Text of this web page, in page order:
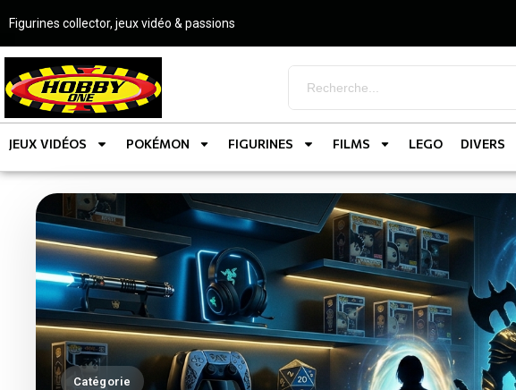
Figurines collector, jeux vidéo & passions
JEUX VIDÉOS POKÉMON FIGURINES FILMS LEGO DIVERS
Catégorie